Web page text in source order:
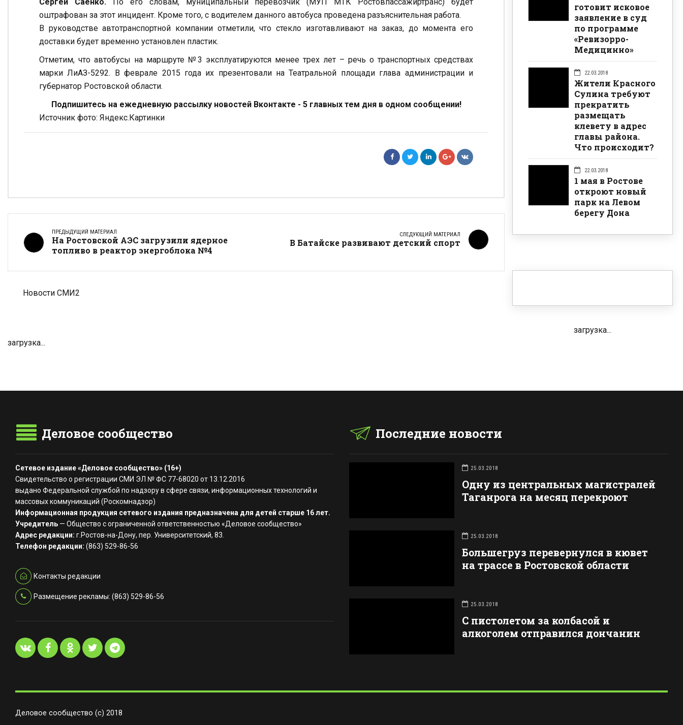
оштрафован за этот инцидент. Кроме того, с водителем данного автобуса проведена разъяснительная работа.
В руководстве автотранспортной компании отметили, что стекло изготавливают на заказ, до момента его
доставки будет временно установлен пластик.
Отметим, что автобусы на маршруте №3 эксплуатируются менее трех лет – речь о транспортных средствах
марки ЛиАЗ-5292. В феврале 2015 года их презентовали на Театральной площади глава администрации и
губернатор Ростовской области.
Подпишитесь на ежедневную рассылку новостей Вконтакте - 5 главных тем дня в одном сообщении!
Источник фото: Яндекс.Картинки
ПРЕДЫДУЩИЙ МАТЕРИАЛ
На Ростовской АЭС загрузили ядерное
топливо в реактор энергоблока №4
СЛЕДУЮЩИЙ МАТЕРИАЛ
В Батайске развивают детский спорт
Новости СМИ2
загрузка...
готовит исковое
заявление в суд
по программе
«Ревизорро-
Медицинно»
22.03.2018
Жители Красного
Сулина требуют
прекратить
размещать
клевету в адрес
главы района.
Что происходит?
22.03.2018
1 мая в Ростове
откроют новый
парк на Левом
берегу Дона
загрузка...
Деловое сообщество
Сетевое издание «Деловое сообщество» (16+)
Свидетельство о регистрации СМИ ЭЛ № ФС 77-68020 от 13.12.2016
выдано Федеральной службой по надзору в сфере связи, информационных технологий и
массовых коммуникаций (Роскомнадзор)
Информационная продукция сетевого издания предназначена для детей старше 16 лет.
Учредитель — Общество с ограниченной ответственностью «Деловое сообщество»
Адрес редакции: г.Ростов-на-Дону, пер. Университетский, 83.
Телефон редакции: (863) 529-86-56
Контакты редакции
Размещение рекламы: (863) 529-86-56
Последние новости
25.03.2018
Одну из центральных магистралей
Таганрога на месяц перекроют
25.03.2018
Большегруз перевернулся в кювет
на трассе в Ростовской области
25.03.2018
С пистолетом за колбасой и
алкоголем отправился дончанин
Деловое сообщество (с) 2018